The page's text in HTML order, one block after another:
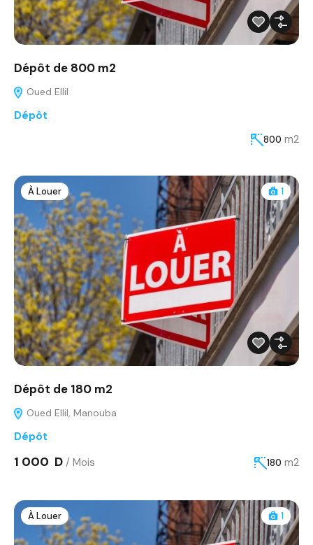
Dépôt de 800 m2
Oued Ellil
Dépôt
800 m2
À Louer 1
Dépôt de 180 m2
Oued Ellil, Manouba
Dépôt
1 000 D / Mois 180 m2
À Louer 1